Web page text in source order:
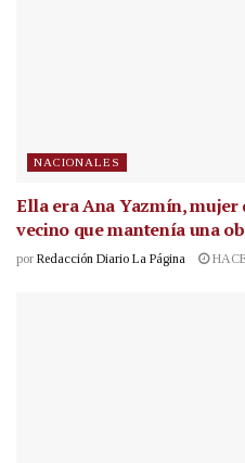
NACIONALES
Ella era Ana Yazmín, mujer
vecino que mantenía una
por Redacción Diario La Página